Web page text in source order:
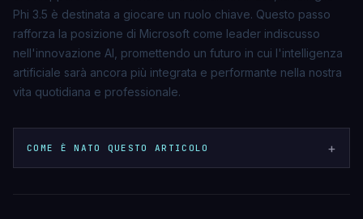
Phi 3.5 è destinata a giocare un ruolo chiave. Questo passo
rafforza la posizione di Microsoft come leader indiscusso
nell'innovazione AI, promettendo un futuro in cui l'intelligenza
artificiale sarà ancora più integrata e performante nella nostra
vita quotidiana e professionale.
COME È NATO QUESTO ARTICOLO +